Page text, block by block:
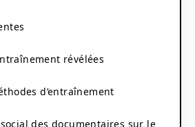
révélées
d’entraînement
des documentaires sur le